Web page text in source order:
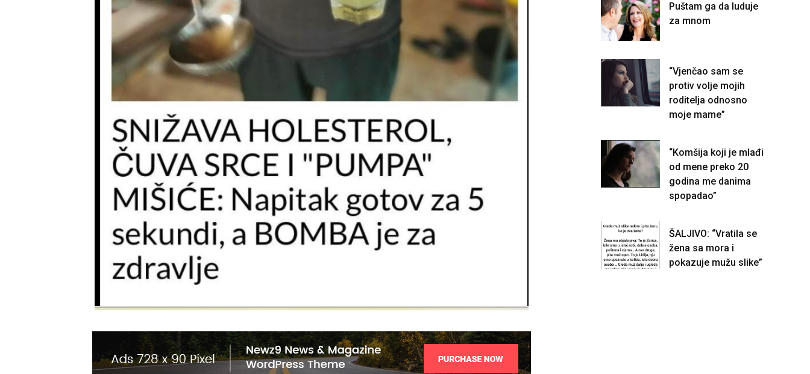
Puštam ga da luduje
za mnom
“Vjenčao sam se
protiv volje mojih
roditelja odnosno
moje mame”
“Komšija koji je mlađi
od mene preko 20
godina me danima
spopadao”
ŠALJIVO: “Vratila se
žena sa mora i
pokazuje mužu slike”